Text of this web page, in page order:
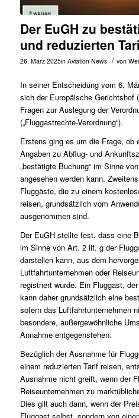
Der EuGH zu
und reduzierten
26. März 2025in Aviation News / von
In seiner Entscheidung vom 6.
sich der Europäische Gerichtshof
Fragen zur Auslegung der
(„Fluggastrechte-Verordnung“).
Erstens ging es um die Frage, ob
Angaben zu Abflug- und
„bestätigte Buchung“ im Sinne
angesehen werden kann.
Fluggäste, die zu einem
reisen, grundsätzlich vom
ausgenommen sind.
Der EuGH stellte fest, dass eine
im Sinne von Art. 2 lit. g der
darstellen kann, aus dem
Luftfahrtunternehmen oder
registriert wurde. Ein Fluggast,
kann daher grundsätzlich eine
sofern das Luftfahrtunternehmen
besondere, außergewöhnliche
Annahme entgegenstehen.
Bezüglich der Ausnahme für
einem reduzierten Tarif reisen,
Ausnahme nicht greift, wenn der
Reiseunternehmen zu
Dies gilt auch dann, wenn der